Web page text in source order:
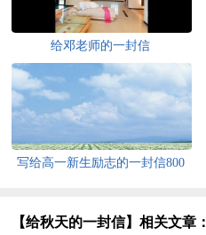
给邓老师的一封信
写给高一新生励志的一封信800
【给秋天的一封信】相关文章：